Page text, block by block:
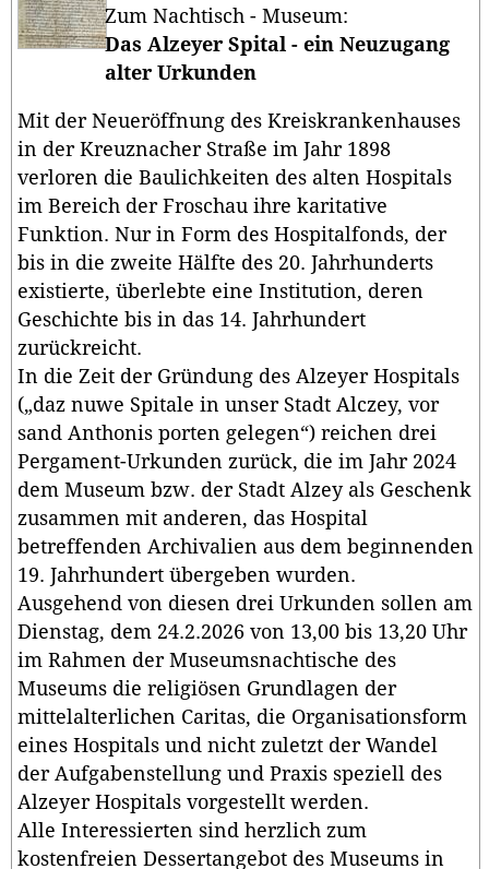
Zum Nachtisch - Museum:
Das Alzeyer Spital - ein Neuzugang
alter Urkunden
Mit der Neueröffnung des Kreiskrankenhauses
in der Kreuznacher Straße im Jahr 1898
verloren die Baulichkeiten des alten Hospitals
im Bereich der Froschau ihre karitative
Funktion. Nur in Form des Hospitalfonds, der
bis in die zweite Hälfte des 20. Jahrhunderts
existierte, überlebte eine Institution, deren
Geschichte bis in das 14. Jahrhundert
zurückreicht.
In die Zeit der Gründung des Alzeyer Hospitals
(„daz nuwe Spitale in unser Stadt Alczey, vor
sand Anthonis porten gelegen“) reichen drei
Pergament-Urkunden zurück, die im Jahr 2024
dem Museum bzw. der Stadt Alzey als Geschenk
zusammen mit anderen, das Hospital
betreffenden Archivalien aus dem beginnenden
19. Jahrhundert übergeben wurden.
Ausgehend von diesen drei Urkunden sollen am
Dienstag, dem 24.2.2026 von 13,00 bis 13,20 Uhr
im Rahmen der Museumsnachtische des
Museums die religiösen Grundlagen der
mittelalterlichen Caritas, die Organisationsform
eines Hospitals und nicht zuletzt der Wandel
der Aufgabenstellung und Praxis speziell des
Alzeyer Hospitals vorgestellt werden.
Alle Interessierten sind herzlich zum
kostenfreien Dessertangebot des Museums in